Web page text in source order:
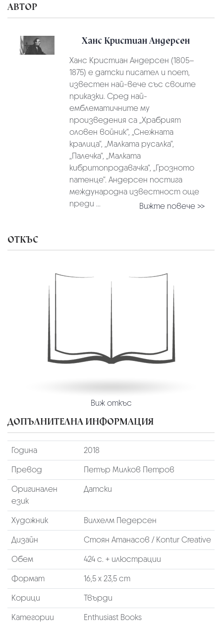
АВТОР
Ханс Кристиан Андерсен
Ханс Кристиан Андерсен (1805–
1875) е датски писател и поет,
известен най-вече със своите
приказки. Сред най-
емблематичните му
произведения са „Храбрият
оловен войник“, „Снежната
кралица“, „Малката русалка“,
„Палечка“, „Малката
кибритопродавачка“, „Грозното
патенце“. Андерсен постига
международна известност още
преди ...
Вижте повече >>
ОТКЪС
Виж откъс
ДОПЪЛНИТЕЛНА ИНФОРМАЦИЯ
Година
2018
Превод
Петър Милков Петров
Оригинален
език
Датски
Художник
Вилхелм Педерсен
Дизайн
Стоян Атанасов / Kontur Creative
Обем
424 с. + илюстрации
Формат
16,5 х 23,5 cm
Корици
Твърди
Категории
Enthusiast Books